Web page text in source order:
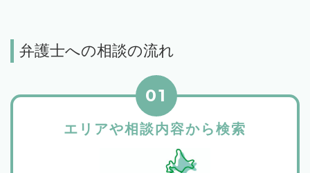
弁護士への相談の流れ
エリアや相談内容から検索
01